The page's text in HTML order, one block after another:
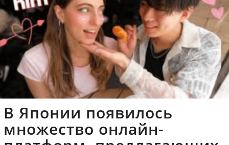
В Японии появилось
множество онлайн-